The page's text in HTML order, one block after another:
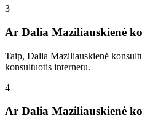
3
Ar Dalia Maziliauskienė
Taip, Dalia Maziliauskienė
konsultuotis internetu.
4
Ar Dalia Maziliauskienė